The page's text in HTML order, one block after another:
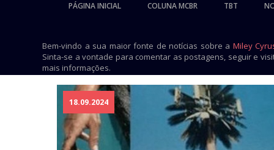
PÁGINA INICIAL COLUNA MCBR TBT
Bem-vindo a sua maior fonte de notícias sobre a Miley
Sinta-se a vontade para comentar as postagens, seguir e
mais informações.
18.09.2024